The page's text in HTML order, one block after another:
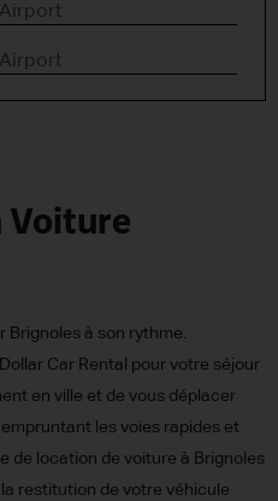
Voiture
Brignoles à son rythme.
Car Rental pour votre séjour
en ville et de vous déplacer
les voies rapides et
de location de voiture à Brignoles
restitution de votre véhicule